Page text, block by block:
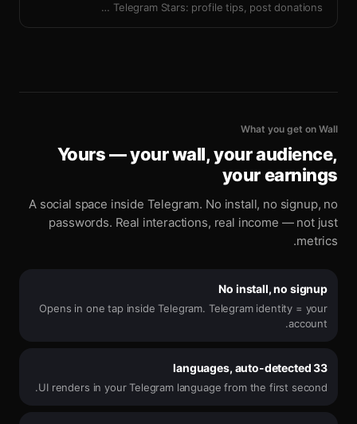
Telegram Stars: profile tips, post donations
…
What you get on Wall
Yours — your wall, your audience,
your earnings
A social space inside Telegram. No install, no signup, no
passwords. Real interactions, real income — not just
metrics.
No install, no signup
Opens in one tap inside Telegram. Telegram identity = your
account.
33 languages, auto-detected
UI renders in your Telegram language from the first second.